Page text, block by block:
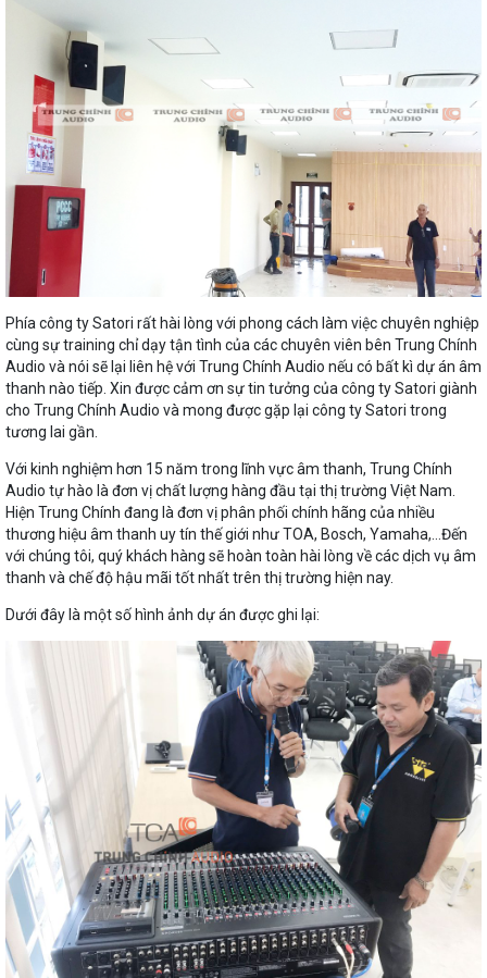
Phía công ty Satori rất hài lòng với phong cách làm việc chuyên nghiệp
cùng sự training chỉ dạy tận tình của các chuyên viên bên Trung Chính
Audio và nói sẽ lại liên hệ với Trung Chính Audio nếu có bất kì dự án âm
thanh nào tiếp. Xin được cảm ơn sự tin tưởng của công ty Satori giành
cho Trung Chính Audio và mong được gặp lại công ty Satori trong
tương lai gần.
Với kinh nghiệm hơn 15 năm trong lĩnh vực âm thanh, Trung Chính
Audio tự hào là đơn vị chất lượng hàng đầu tại thị trường Việt Nam.
Hiện Trung Chính đang là đơn vị phân phối chính hãng của nhiều
thương hiệu âm thanh uy tín thế giới như TOA, Bosch, Yamaha,…Đến
với chúng tôi, quý khách hàng sẽ hoàn toàn hài lòng về các dịch vụ âm
thanh và chế độ hậu mãi tốt nhất trên thị trường hiện nay.
Dưới đây là một số hình ảnh dự án được ghi lại: